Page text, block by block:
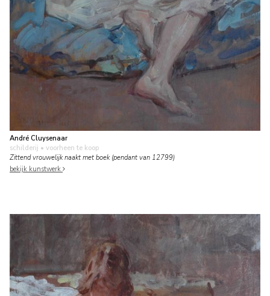
André Cluysenaar
schilderij • voorheen te koop
Zittend vrouwelijk naakt met boek (pendant van 12799)
bekijk kunstwerk